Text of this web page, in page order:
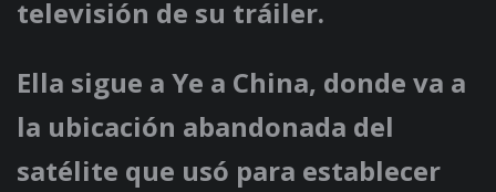
televisión de su tráiler.
Ella sigue a Ye a China, donde va a
la ubicación abandonada del
satélite que usó para establecer